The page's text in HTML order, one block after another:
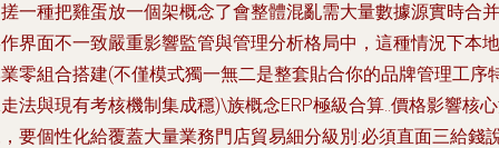
一種把雞蛋放一個架概念了會整體混亂需大量數據源實時合并
界面不一致嚴重影響監管與管理分析格局中，這種情況下本地
零組合搭建(不僅模式獨一無二是整套貼合你的品牌管理工序
法與現有考核機制集成穩)\族概念ERP極級合算..價格影響核
要個性化給覆蓋大量業務門店貿易細分級別:必須直面三給錢